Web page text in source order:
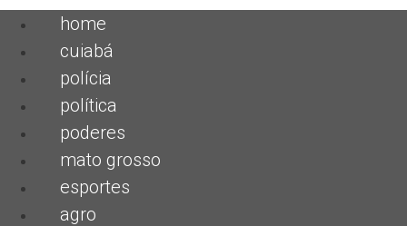
home
cuiabá
polícia
política
poderes
mato grosso
esportes
agro